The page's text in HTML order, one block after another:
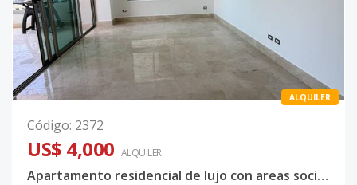
ALQUILER
Código: 2372
US$ 4,000 ALQUILER
Apartamento residencial de lujo con areas sociales en alquiler!